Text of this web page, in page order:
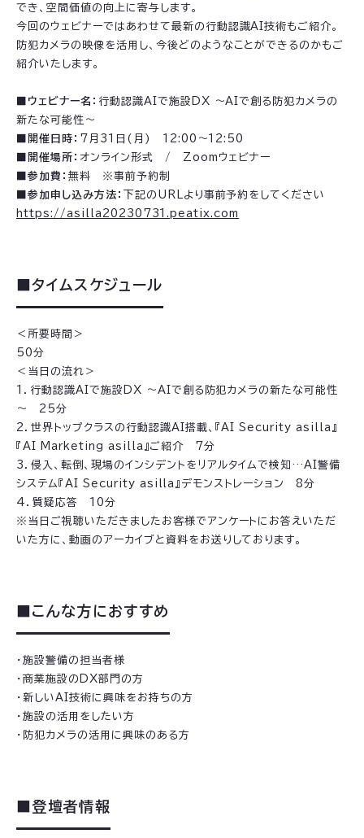
でき、空間価値の向上に寄与します。
今回のウェビナーではあわせて最新の行動認識AI技術もご紹介。
防犯カメラの映像を活用し、今後どのようなことができるのかもご
紹介いたします。
■ウェビナー名： 行動認識AIで施設DX ～AIで創る防犯カメラの
新たな可能性～
■開催日時： 7月31日(月) 12:00～12:50
■開催場所： オンライン形式 / Zoomウェビナー
■参加費： 無料 ※事前予約制
■参加申し込み方法：
下記のURLより事前予約をしてください
https://asilla20230731.peatix.com
■タイムスケジュール
＜所要時間＞
50分
＜当日の流れ＞
1．行動認識AIで施設DX ～AIで創る防犯カメラの新たな可能性
～ 25分
2．世界トップクラスの行動認識AI搭載、『AI Security asilla』
『AI Marketing asilla』ご紹介 7分
3．侵入、転倒、現場のインシデントをリアルタイムで検知…AI警備
システム『AI Security asilla』デモンストレーション 8分
4．質疑応答 10分
※当日ご視聴いただきましたお客様でアンケートにお答えいただ
いた方に、動画のアーカイブと資料をお送りしております。
■こんな方におすすめ
・施設警備の担当者様
・商業施設のDX部門の方
・新しいAI技術に興味をお持ちの方
・施設の活用をしたい方
・防犯カメラの活用に興味のある方
■登壇者情報